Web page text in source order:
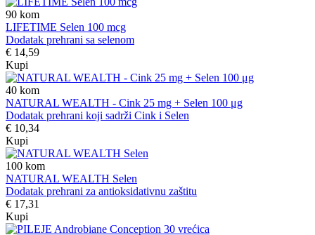
90 kom
LIFETIME Selen 100 mcg
Dodatak prehrani sa selenom
€ 14,59
Kupi
40 kom
NATURAL WEALTH - Cink 25 mg + Selen 100 μg
Dodatak prehrani koji sadrži Cink i Selen
€ 10,34
Kupi
100 kom
NATURAL WEALTH Selen
Dodatak prehrani za antioksidativnu zaštitu
€ 17,31
Kupi